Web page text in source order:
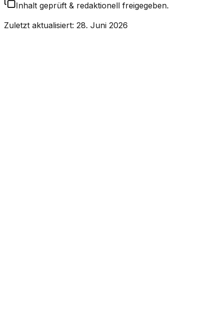
Inhalt geprüft & redaktionell freigegeben.
Zuletzt aktualisiert: 28. Juni 2026